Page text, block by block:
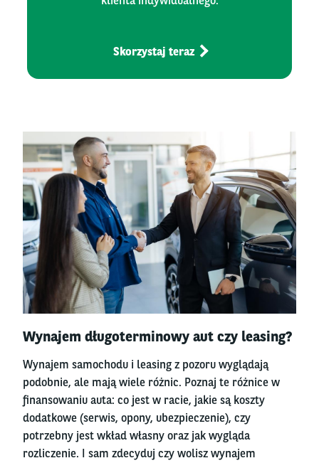
Skorzystaj teraz
Left
column
column
Wynajem długoterminowy aut czy leasing?
Wynajem samochodu i leasing z pozoru wyglądają
podobnie, ale mają wiele różnic. Poznaj te różnice w
finansowaniu auta: co jest w racie, jakie są koszty
dodatkowe (serwis, opony, ubezpieczenie), czy
potrzebny jest wkład własny oraz jak wygląda
rozliczenie. I sam zdecyduj czy wolisz wynajem